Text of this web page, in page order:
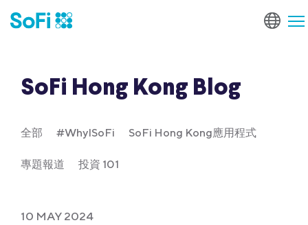
SoFi Hong Kong Blog
全部 #WhyISoFi SoFi Hong Kong應用程式
專題報道 投資 101
10 MAY 2024